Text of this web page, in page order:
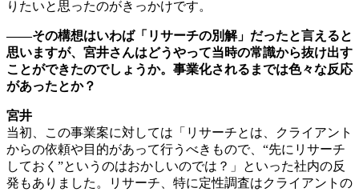
りたいと思ったのがきっかけです。
――その構想はいわば「リサーチの別解」だったと言えると
思いますが、宮井さんはどうやって当時の常識から抜け出す
ことができたのでしょうか。事業化されるまでは色々な反応
があったとか？
宮井
当初、この事業案に対しては「リサーチとは、クライアント
からの依頼や目的があって行うべきもので、“先にリサーチ
しておく”というのはおかしいのでは？」といった社内の反
発もありました。リサーチ、特に定性調査はクライアントの